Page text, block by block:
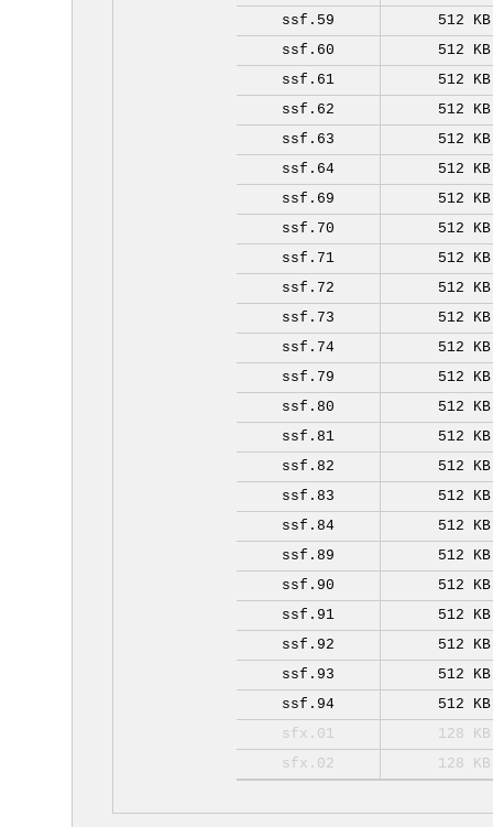
ssf.59
512 KB
ssf.60
512 KB
ssf.61
512 KB
ssf.62
512 KB
ssf.63
512 KB
ssf.64
512 KB
ssf.69
512 KB
ssf.70
512 KB
ssf.71
512 KB
ssf.72
512 KB
ssf.73
512 KB
ssf.74
512 KB
ssf.79
512 KB
ssf.80
512 KB
ssf.81
512 KB
ssf.82
512 KB
ssf.83
512 KB
ssf.84
512 KB
ssf.89
512 KB
ssf.90
512 KB
ssf.91
512 KB
ssf.92
512 KB
ssf.93
512 KB
ssf.94
512 KB
sfx.01
128 KB
sfx.02
128 KB